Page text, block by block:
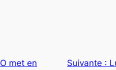
met en
Suivante :